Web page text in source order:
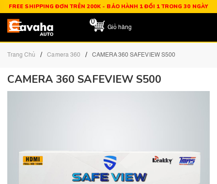
FREE SHIPPING ĐƠN TRÊN 200K - BẢO HÀNH 1 ĐỔI 1 TRONG 30 NGÀY
0
Giỏ hàng
Trang Chủ / Camera 360 / CAMERA 360 SAFEVIEW S500
CAMERA 360 SAFEVIEW S500